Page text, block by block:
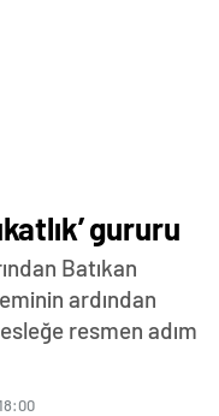
gururu
Batıkan
ardından
resmen adım